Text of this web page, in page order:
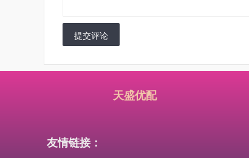
提交评论
天盛优配
友情链接：